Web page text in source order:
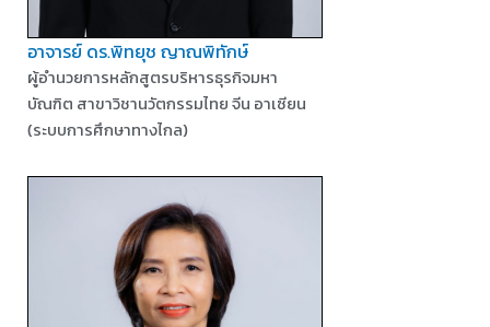
อาจารย์ ดร.พิทยุช ญาณพิทักษ์
ผู้อำนวยการหลักสูตรบริหารธุรกิจมหา
บัณฑิต สาขาวิชานวัตกรรมไทย จีน อาเซียน
(ระบบการศึกษาทางไกล)